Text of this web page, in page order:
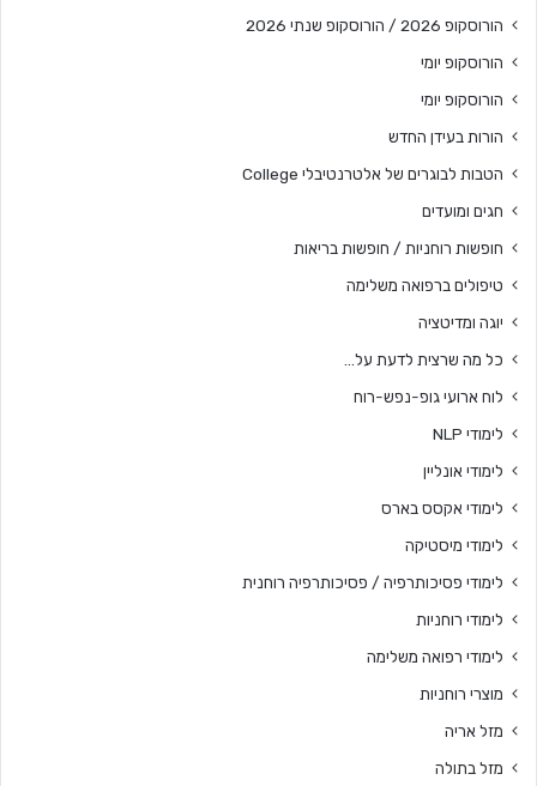
הורוסקופ 2026 / הורוסקופ שנתי 2026
הורוסקופ יומי
הורוסקופ יומי
הורות בעידן החדש
הטבות לבוגרים של אלטרנטיבלי College
חגים ומועדים
חופשות רוחניות / חופשות בריאות
טיפולים ברפואה משלימה
יוגה ומדיטציה
כל מה שרצית לדעת על…
לוח ארועי גופ-נפש-רוח
לימודי NLP
לימודי אונליין
לימודי אקסס בארס
לימודי מיסטיקה
לימודי פסיכותרפיה / פסיכותרפיה רוחנית
לימודי רוחניות
לימודי רפואה משלימה
מוצרי רוחניות
מזל אריה
מזל בתולה